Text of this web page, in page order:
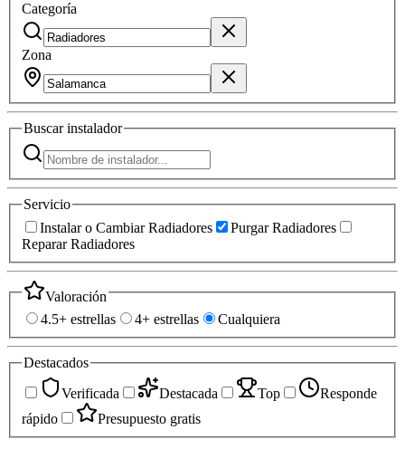
Categoría
Zona
Buscarinstalador
Servicio
Instalar o Cambiar Radiadores
Purgar Radiadores
Reparar Radiadores
Valoración
4.5+ estrellas
4+ estrellas Cualquiera
Destacados
Verificada
Destacada Top
Responde
rápido
Presupuesto gratis